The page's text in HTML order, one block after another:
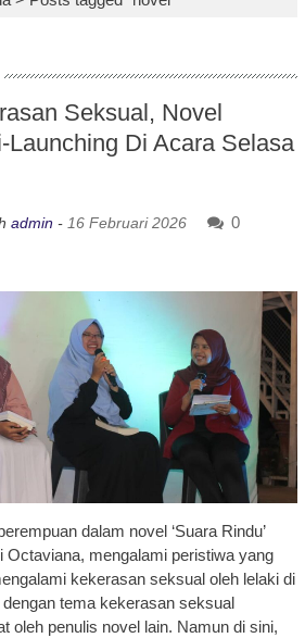
Seksual, Novel
Launching Di Acara Selasa
admin - 16 Februari 2026
0
dalam novel ‘Suara Rindu’
Octaviana, mengalami peristiwa yang
kekerasan seksual oleh lelaki di
tema kekerasan seksual
oleh penulis novel lain. Namun di sini,